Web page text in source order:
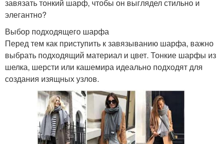
завязать тонкий шарф, чтобы он выглядел стильно и
элегантно?
Выбор подходящего шарфа
Перед тем как приступить к завязыванию шарфа, важно
выбрать подходящий материал и цвет. Тонкие шарфы из
шелка, шерсти или кашемира идеально подходят для
создания изящных узлов.